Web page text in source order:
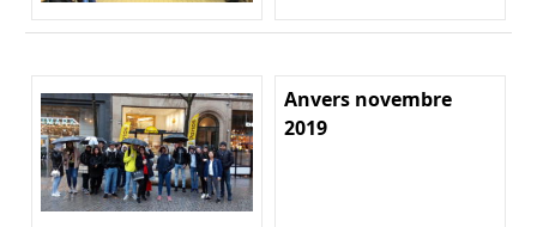
Anvers novembre
2019